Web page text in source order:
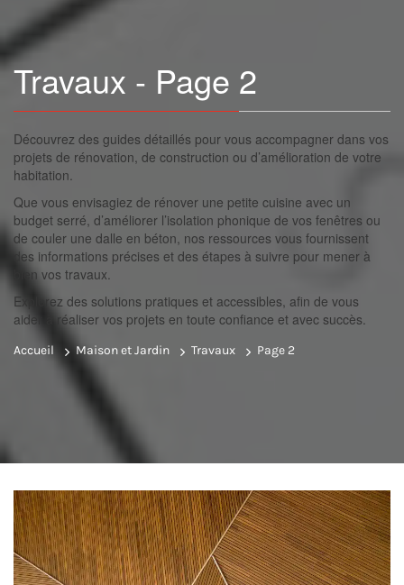
Travaux - Page 2
Découvrez des guides détaillés pour vous accompagner dans vos
projets de rénovation, de construction ou d’amélioration de votre
habitation.
Que vous envisagiez de rénover une petite cuisine avec un
budget serré, d’améliorer l’isolation phonique de vos fenêtres ou
de couler une dalle en béton, nos ressources vous fournissent
des informations précises et des étapes à suivre pour mener à
bien vos travaux.
Explorez des solutions pratiques et accessibles, afin de vous
aider à réaliser vos projets en toute confiance et avec succès.
Accueil Maison et Jardin Travaux Page 2